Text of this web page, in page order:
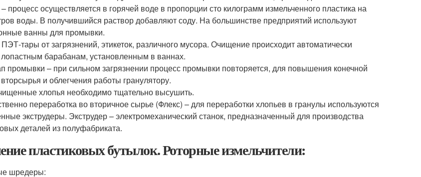
процесс осуществляется в горячей воде в пропорции сто килограмм измельченного пластика на
воды. В получившийся раствор добавляют соду. На большинстве предприятий используют
ванны для промывки.
тары от загрязнений, этикеток, различного мусора. Очищение происходит автоматически
лопастным барабанам, установленным в ваннах.
промывки – при сильном загрязнении процесс промывки повторяется, для повышения конечной
и облегчения работы гранулятору.
хлопья необходимо тщательно высушить.
переработка во вторичное сырье (Флекс) – для переработки хлопьев в гранулы используются
экструдеры. Экструдер – электромеханический станок, предназначенный для производства
деталей из полуфабриката.
пластиковых бутылок. Роторные измельчители:
шредеры: